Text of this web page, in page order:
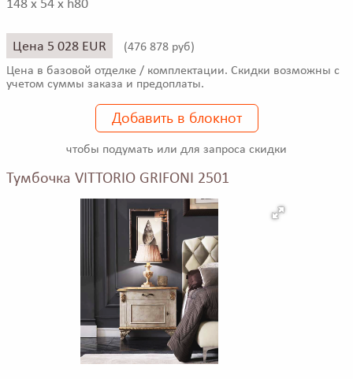
148 x 54 x h80
Цена 5 028 EUR (476 878 руб)
Цена в базовой отделке / комплектации. Скидки возможны с
учетом суммы заказа и предоплаты.
Добавить в блокнот
чтобы подумать или для запроса скидки
Тумбочка VITTORIO GRIFONI 2501